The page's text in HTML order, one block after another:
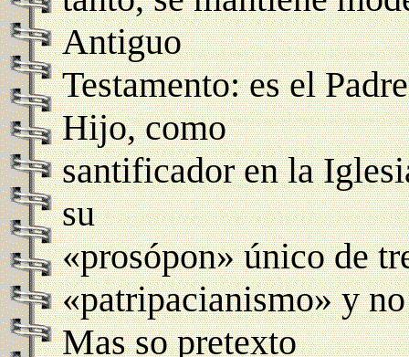
Antiguo
Testamento: es el
Hijo, como
santificador en la
su
«prosópon» único de
«patripacianismo» y
Mas so pretexto